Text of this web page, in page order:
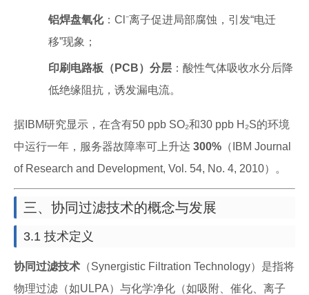
铝焊盘氧化：Cl⁻离子促进局部腐蚀，引发“电迁
移”现象；
印刷电路板（PCB）分层 ：酸性气体吸收水分后降
低绝缘阻抗，诱发漏电流。
据IBM研究显示，在含有50 ppb SO₂和30 ppb H₂S的环境
中运行一年，服务器故障率可上升达 300% （IBM Journal
of Research and Development, Vol. 54, No. 4, 2010）。
三、协同过滤技术的概念与发展
3.1 技术定义
协同过滤技术 （Synergistic Filtration Technology）是指将
物理过滤（如ULPA）与化学净化（如吸附、催化、离子